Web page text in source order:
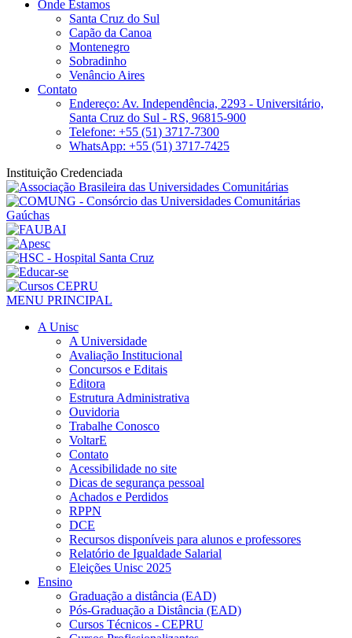
Onde Estamos
Santa Cruz do Sul
Capão da Canoa
Montenegro
Sobradinho
Venâncio Aires
Contato
Endereço: Av. Independência, 2293 - Universitário,
Santa Cruz do Sul - RS, 96815-900
Telefone: +55 (51) 3717-7300
WhatsApp: +55 (51) 3717-7425
Instituição Credenciada
MENU PRINCIPAL
A Unisc
A Universidade
Avaliação Institucional
Concursos e Editais
Editora
Estrutura Administrativa
Ouvidoria
Trabalhe Conosco
VoltarE
Contato
Acessibilidade no site
Dicas de segurança pessoal
Achados e Perdidos
RPPN
DCE
Recursos disponíveis para alunos e professores
Relatório de Igualdade Salarial
Eleições Unisc 2025
Ensino
Graduação a distância (EAD)
Pós-Graduação a Distância (EAD)
Cursos Técnicos - CEPRU